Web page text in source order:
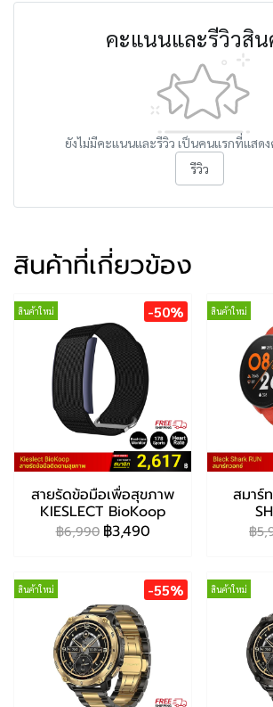
คะแนนและรีวิวสิน
ยังไม่มีคะแนนและรีวิว เป็นคนแรกที่แสด
รีวิว
สินค้าที่เกี่ยวข้อง
สินค้าใหม่ -50%
สายรัดข้อมือเพื่อสุขภาพ
KIESLECT BioKoop
฿6,990 ฿3,490
สินค้าใหม่
สมาร์
฿
สินค้าใหม่ -55% สินค้าใหม่